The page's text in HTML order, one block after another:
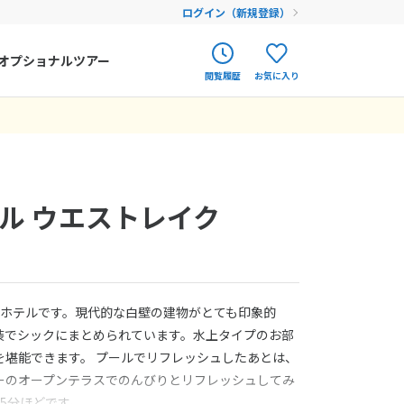
ログイン（新規登録）
ハンガリー
クロアチア
ルーマニア
プショナルツアー
閲覧履歴
履歴がありません
お気に入り
まだ登録がありません
ウエストレイク
テルです。現代的な白壁の建物がとても印象的
シックにまとめられています。水上タイプのお部
能できます。 プールでリフレッシュしたあとは、
オープンテラスでのんびりとリフレッシュしてみ